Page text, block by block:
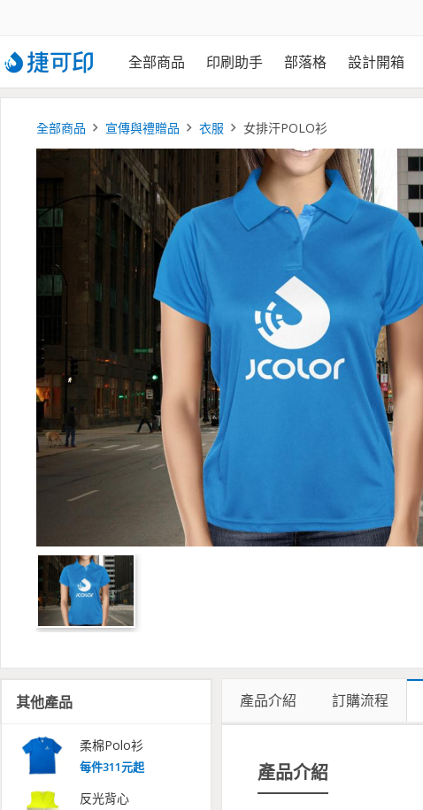
全部商品 印刷助手 部落格 設計開箱
全部商品 宣傳與禮贈品 衣服 女排汗POLO衫
其他產品
柔棉Polo衫
每件311元起
反光背心
產品介紹 訂購流程
產品介紹